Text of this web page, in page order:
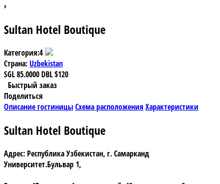
›
Sultan Hotel Boutique
Категория:4
Страна: Uzbekistan
SGL85.0000 DBL$120
Быстрый заказ
Поделиться
Описание гостиницыСхема расположения Характеристики
Sultan Hotel Boutique
Адрес: Республика Узбекистан, г. Самарканд
Университет.Бульвар 1,